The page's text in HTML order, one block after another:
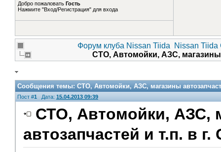
Добро пожаловать Гость
Нажмите "Вход/Регистрация" для входа
Форум клуба Nissan Tiida
Nissan Tiida
СТО, Автомойки, АЗС, магазины
Сообщения темы:СТО, Автомойки, АЗС, магазины
Пост #1 Дата: 15.04.2013 09:39
СТО, Автомойки, АЗС,
автозапчастей и т.п. в г.